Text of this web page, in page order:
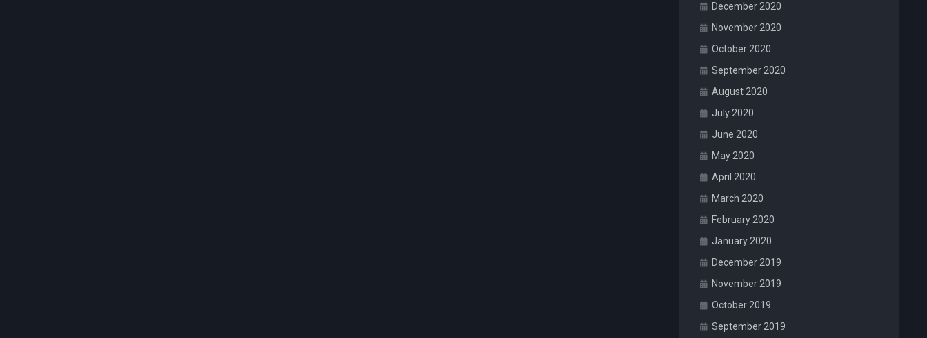
December 2020
November 2020
October 2020
September 2020
August 2020
July 2020
June 2020
May 2020
April 2020
March 2020
February 2020
January 2020
December 2019
November 2019
October 2019
September 2019